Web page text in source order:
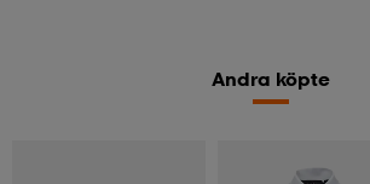
Andra köpte